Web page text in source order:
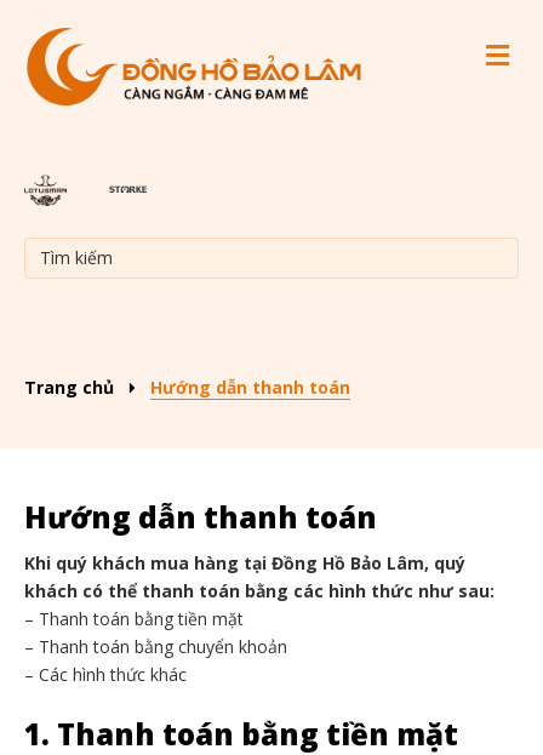
Trang chủ Hướng dẫn thanh toán
Hướng dẫn thanh toán
Khi quý khách mua hàng tại Đồng Hồ Bảo Lâm, quý
khách có thể thanh toán bằng các hình thức như sau:
– Thanh toán bằng tiền mặt
– Thanh toán bằng chuyển khoản
– Các hình thức khác
1. Thanh toán bằng tiền mặt